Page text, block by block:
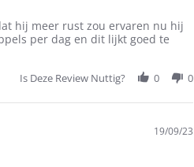
hij meer rust zou ervaren nu hij
per dag en dit lijkt goed te
Is Deze Review Nuttig? 0 0
19/09/23